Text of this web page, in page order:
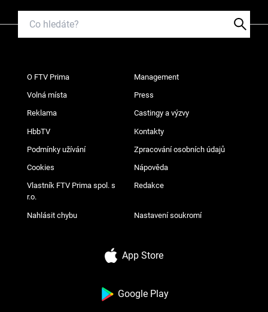
O FTV Prima Management
Volná místa Press
Reklama Castingy a výzvy
HbbTV Kontakty
Podmínky užívání Zpracování osobních údajů
Cookies Nápověda
Vlastník FTV Prima spol. s
r.o.
Redakce
Nahlásit chybu Nastavení soukromí
App Store
Google Play